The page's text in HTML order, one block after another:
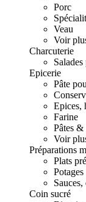
Porc
Veau
Voir
Charcuterie
Salades
Epicerie
Pâte
Epices,
Farine
Pâtes &
Voir
Préparations
Plats
Potages
Coin sucré